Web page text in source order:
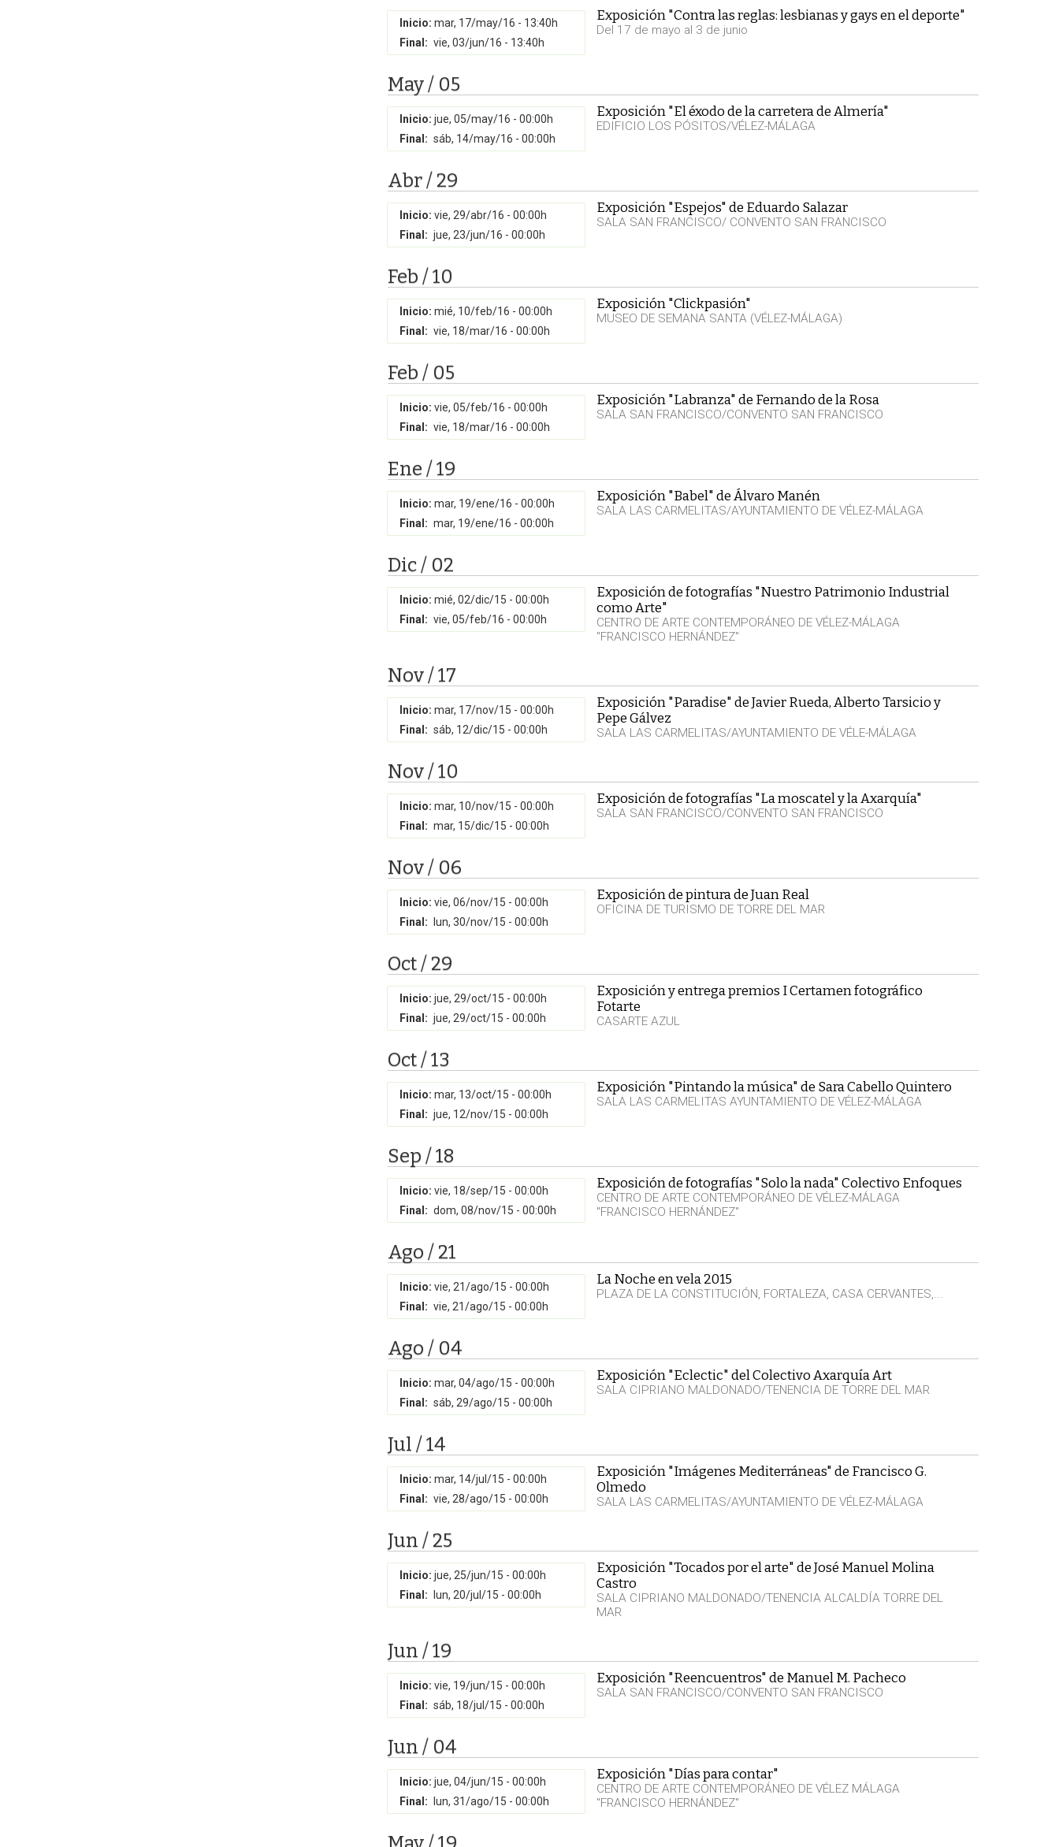
Inicio: mar, 17/may/16 - 13:40h
Final: vie, 03/jun/16 - 13:40h
Exposición "Contra las reglas: lesbianas y gays en el deporte"
Del 17 de mayo al 3 de junio
May / 05
Inicio: jue, 05/may/16 - 00:00h
Final: sáb, 14/may/16 - 00:00h
Exposición "El éxodo de la carretera de Almería"
EDIFICIO LOS PÓSITOS/VÉLEZ-MÁLAGA
Abr / 29
Inicio: vie, 29/abr/16 - 00:00h
Final: jue, 23/jun/16 - 00:00h
Exposición "Espejos" de Eduardo Salazar
SALA SAN FRANCISCO/ CONVENTO SAN FRANCISCO
Feb / 10
Inicio: mié, 10/feb/16 - 00:00h
Final: vie, 18/mar/16 - 00:00h
Exposición "Clickpasión"
MUSEO DE SEMANA SANTA (VÉLEZ-MÁLAGA)
Feb / 05
Inicio: vie, 05/feb/16 - 00:00h
Final: vie, 18/mar/16 - 00:00h
Exposición "Labranza" de Fernando de la Rosa
SALA SAN FRANCISCO/CONVENTO SAN FRANCISCO
Ene / 19
Inicio: mar, 19/ene/16 - 00:00h
Final: mar, 19/ene/16 - 00:00h
Exposición "Babel" de Álvaro Manén
SALA LAS CARMELITAS/AYUNTAMIENTO DE VÉLEZ-MÁLAGA
Dic / 02
Inicio: mié, 02/dic/15 - 00:00h
Final: vie, 05/feb/16 - 00:00h
Exposición de fotografías "Nuestro Patrimonio Industrial
como Arte"
CENTRO DE ARTE CONTEMPORÁNEO DE VÉLEZ-MÁLAGA
"FRANCISCO HERNÁNDEZ"
Nov / 17
Inicio: mar, 17/nov/15 - 00:00h
Final: sáb, 12/dic/15 - 00:00h
Exposición "Paradise" de Javier Rueda, Alberto Tarsicio y
Pepe Gálvez
SALA LAS CARMELITAS/AYUNTAMIENTO DE VÉLE-MÁLAGA
Nov / 10
Inicio: mar, 10/nov/15 - 00:00h
Final: mar, 15/dic/15 - 00:00h
Exposición de fotografías "La moscatel y la Axarquía"
SALA SAN FRANCISCO/CONVENTO SAN FRANCISCO
Nov / 06
Inicio: vie, 06/nov/15 - 00:00h
Final:
lun, 30/nov/15 - 00:00h
Exposición de pintura de Juan Real
OFICINA DE TURISMO DE TORRE DEL MAR
Oct / 29
Inicio: jue, 29/oct/15 - 00:00h
Final: jue, 29/oct/15 - 00:00h
Exposición y entrega premios I Certamen fotográfico
Fotarte
CASARTE AZUL
Oct / 13
Inicio: mar, 13/oct/15 - 00:00h
Final: jue, 12/nov/15 - 00:00h
Exposición "Pintando la música" de Sara Cabello Quintero
SALA LAS CARMELITAS AYUNTAMIENTO DE VÉLEZ-MÁLAGA
Sep / 18
Inicio: vie, 18/sep/15 - 00:00h
Final: dom, 08/nov/15 - 00:00h
Exposición de fotografías "Solo la nada" Colectivo Enfoques
CENTRO DE ARTE CONTEMPORÁNEO DE VÉLEZ-MÁLAGA
"FRANCISCO HERNÁNDEZ"
Ago / 21
Inicio: vie, 21/ago/15 - 00:00h
Final: vie, 21/ago/15 - 00:00h
La Noche en vela 2015
PLAZA DE LA CONSTITUCIÓN, FORTALEZA, CASA CERVANTES,...
Ago / 04
Inicio: mar, 04/ago/15 - 00:00h
Final: sáb, 29/ago/15 - 00:00h
Exposición "Eclectic" del Colectivo Axarquía Art
SALA CIPRIANO MALDONADO/TENENCIA DE TORRE DEL MAR
Jul / 14
Inicio: mar, 14/jul/15 - 00:00h
Final: vie, 28/ago/15 - 00:00h
Exposición "Imágenes Mediterráneas" de Francisco G.
Olmedo
SALA LAS CARMELITAS/AYUNTAMIENTO DE VÉLEZ-MÁLAGA
Jun / 25
Inicio: jue, 25/jun/15 - 00:00h
Final:
lun, 20/jul/15 - 00:00h
Exposición "Tocados por el arte" de José Manuel Molina
Castro
SALA CIPRIANO MALDONADO/TENENCIA ALCALDÍA TORRE DEL
MAR
Jun / 19
Inicio: vie, 19/jun/15 - 00:00h
Final: sáb, 18/jul/15 - 00:00h
Exposición "Reencuentros" de Manuel M. Pacheco
SALA SAN FRANCISCO/CONVENTO SAN FRANCISCO
Jun / 04
Inicio: jue, 04/jun/15 - 00:00h
Final:
lun, 31/ago/15 - 00:00h
Exposición "Días para contar"
CENTRO DE ARTE CONTEMPORÁNEO DE VÉLEZ MÁLAGA
"FRANCISCO HERNÁNDEZ"